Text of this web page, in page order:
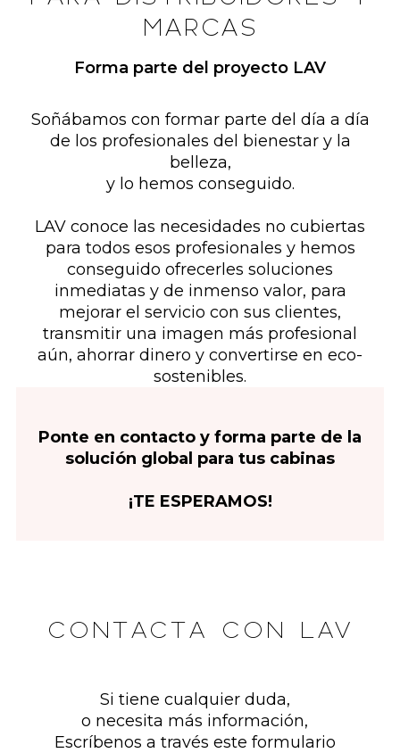
MARCAS
Forma parte del proyecto LAV
Soñábamos con formar parte del día a día
de los profesionales del bienestar y la
belleza,
y lo hemos conseguido.
LAV conoce las necesidades no cubiertas
para todos esos profesionales y hemos
conseguido ofrecerles soluciones
inmediatas y de inmenso valor, para
mejorar el servicio con sus clientes,
transmitir una imagen más profesional
aún, ahorrar dinero y convertirse en eco-
sostenibles.
Ponte en contacto y forma parte de la
solución global para tus cabinas
¡TE ESPERAMOS!
CONTACTA CON LAV
Si tiene cualquier duda,
o necesita más información,
Escríbenos a través este formulario